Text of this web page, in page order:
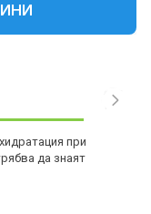
при
да знаят